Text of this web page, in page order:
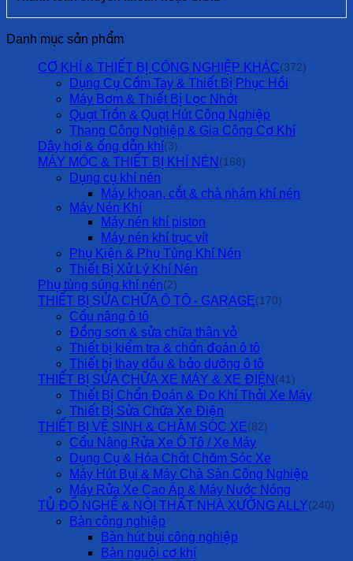
Danh mục sản phẩm
CƠ KHÍ & THIẾT BỊ CÔNG NGHIỆP KHÁC(372)
Dụng Cụ Cầm Tay & Thiết Bị Phục Hồi
Máy Bơm & Thiết Bị Lọc Nhớt
Quạt Trần & Quạt Hút Công Nghiệp
Thang Công Nghiệp & Gia Công Cơ Khí
Dây hơi & ống dẫn khí(3)
MÁY MÓC & THIẾT BỊ KHÍ NÉN (168)
Dụng cụ khí nén
Máy khoan, cắt & chà nhám khí nén
Máy Nén Khí
Máy nén khí piston
Máy nén khí trục vít
Phụ Kiện & Phụ Tùng Khí Nén
Thiết Bị Xử Lý Khí Nén
Phụ tùng súng khí nén(2)
THIẾT BỊ SỬA CHỮA Ô TÔ - GARAGE(170)
Cầu nâng ô tô
Đồng sơn & sửa chữa thân vỏ
Thiết bị kiểm tra & chẩn đoán ô tô
Thiết bị thay dầu & bảo dưỡng ô tô
THIẾT BỊ SỬA CHỮA XE MÁY & XE ĐIỆN (41)
Thiết Bị Chẩn Đoán & Đo Khí Thải Xe Máy
Thiết Bị Sửa Chữa Xe Điện
THIẾT BỊ VỆ SINH & CHĂM SÓC XE(82)
Cầu Nâng Rửa Xe Ô Tô / Xe Máy
Dụng Cụ & Hóa Chất Chăm Sóc Xe
Máy Hút Bụi & Máy Chà Sàn Công Nghiệp
Máy Rửa Xe Cao Áp & Máy Nước Nóng
TỦ ĐỒ NGHỀ & NỘI THẤT NHÀ XƯỞNG ALLY(240)
Bàn công nghiệp
Bàn hút bụi công nghiệp
Bàn nguội cơ khí